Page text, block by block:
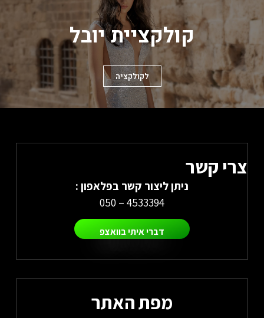
קולקציית יובל
לקולקציה
צרי קשר
ניתן ליצור קשר בפלאפון :
4533394 – 050
דברי איתי בוואצפ
מפת האתר